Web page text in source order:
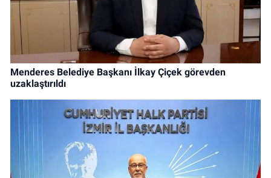
Menderes Belediye Başkanı İlkay Çiçek görevden
uzaklaştırıldı